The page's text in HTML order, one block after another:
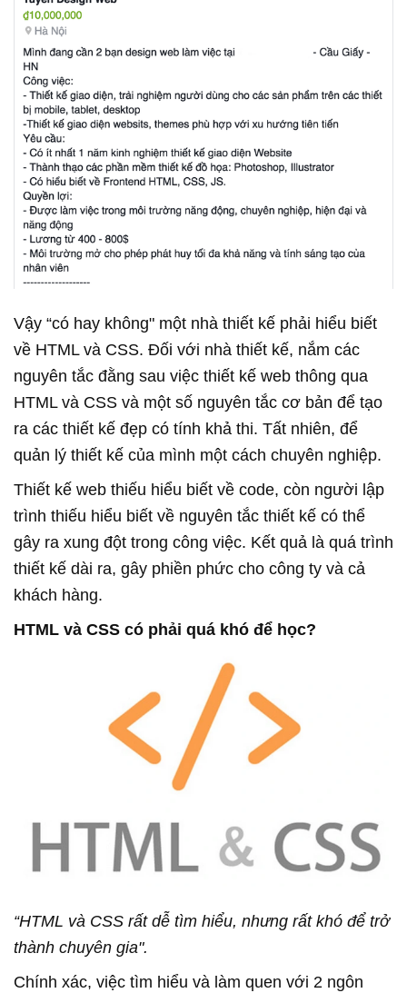
Vậy “có hay không" một nhà thiết kế phải hiểu biết
về HTML và CSS. Đối với nhà thiết kế, nắm các
nguyên tắc đằng sau việc thiết kế web thông qua
HTML và CSS và một số nguyên tắc cơ bản để tạo
ra các thiết kế đẹp có tính khả thi. Tất nhiên, để
quản lý thiết kế của mình một cách chuyên nghiệp.
Thiết kế web thiếu hiểu biết về code, còn người lập
trình thiếu hiểu biết về nguyên tắc thiết kế có thể
gây ra xung đột trong công việc. Kết quả là quá trình
thiết kế dài ra, gây phiền phức cho công ty và cả
khách hàng.
HTML và CSS có phải quá khó để học?
“HTML và CSS rất dễ tìm hiểu, nhưng rất khó để trở
thành chuyên gia".
Chính xác, việc tìm hiểu và làm quen với 2 ngôn